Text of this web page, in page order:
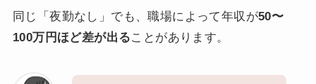
同じ「夜勤なし」でも、職場によって年収が50〜
100万円ほど差が出ることがあります。